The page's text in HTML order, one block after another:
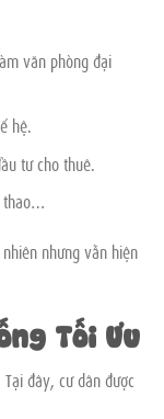
văn phòng đại
hệ.
tư cho thuê.
thao…
nhưng vẫn hiện
Tối Ưu
đây, cư dân được